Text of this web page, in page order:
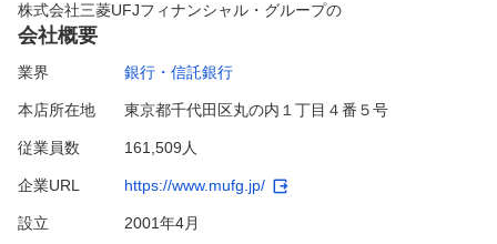
株式会社三菱UFJフィナンシャル・グループの
会社概要
業界 銀行・信託銀行
本店所在地 東京都千代田区丸の内１丁目４番５号
従業員数 161,509人
企業URL https://www.mufg.jp/
設立 2001年4月